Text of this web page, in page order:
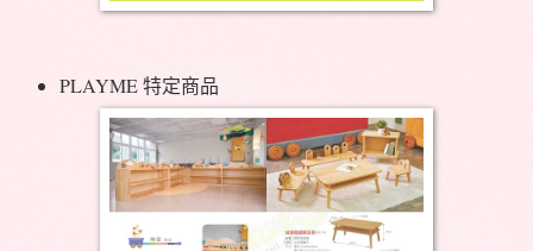
PLAYME 特定商品